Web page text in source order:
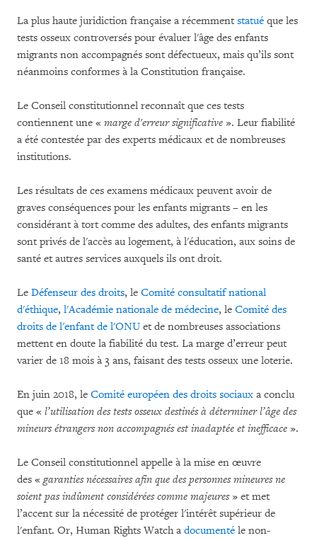
La plus haute juridiction française a récemment statué que les
tests osseux controversés pour évaluer l'âge des enfants
migrants non accompagnés sont défectueux, mais qu’ils sont
néanmoins conformes à la Constitution française.
Le Conseil constitutionnel reconnaît que ces tests
contiennent une « marge d'erreur significative ». Leur fiabilité
a été contestée par des experts médicaux et de nombreuses
institutions.
Les résultats de ces examens médicaux peuvent avoir de
graves conséquences pour les enfants migrants – en les
considérant à tort comme des adultes, des enfants migrants
sont privés de l'accès au logement, à l'éducation, aux soins de
santé et autres services auxquels ils ont droit.
Le Défenseur des droits, le Comité consultatif national
d'éthique, l'Académie nationale de médecine, le Comité des
droits de l'enfant de l'ONU et de nombreuses associations
mettent en doute la fiabilité du test. La marge d’erreur peut
varier de 18 mois à 3 ans, faisant des tests osseux une loterie.
En juin 2018, le Comité européen des droits sociaux a conclu
que « l’utilisation des tests osseux destinés à déterminer l’âge des
mineurs étrangers non accompagnés est inadaptée et inefficace ».
Le Conseil constitutionnel appelle à la mise en œuvre
des « garanties nécessaires afin que des personnes mineures ne
soient pas indûment considérées comme majeures» et met
l’accent sur la nécessité de protéger l'intérêt supérieur de
l'enfant. Or, Human Rights Watch a documenté le non-